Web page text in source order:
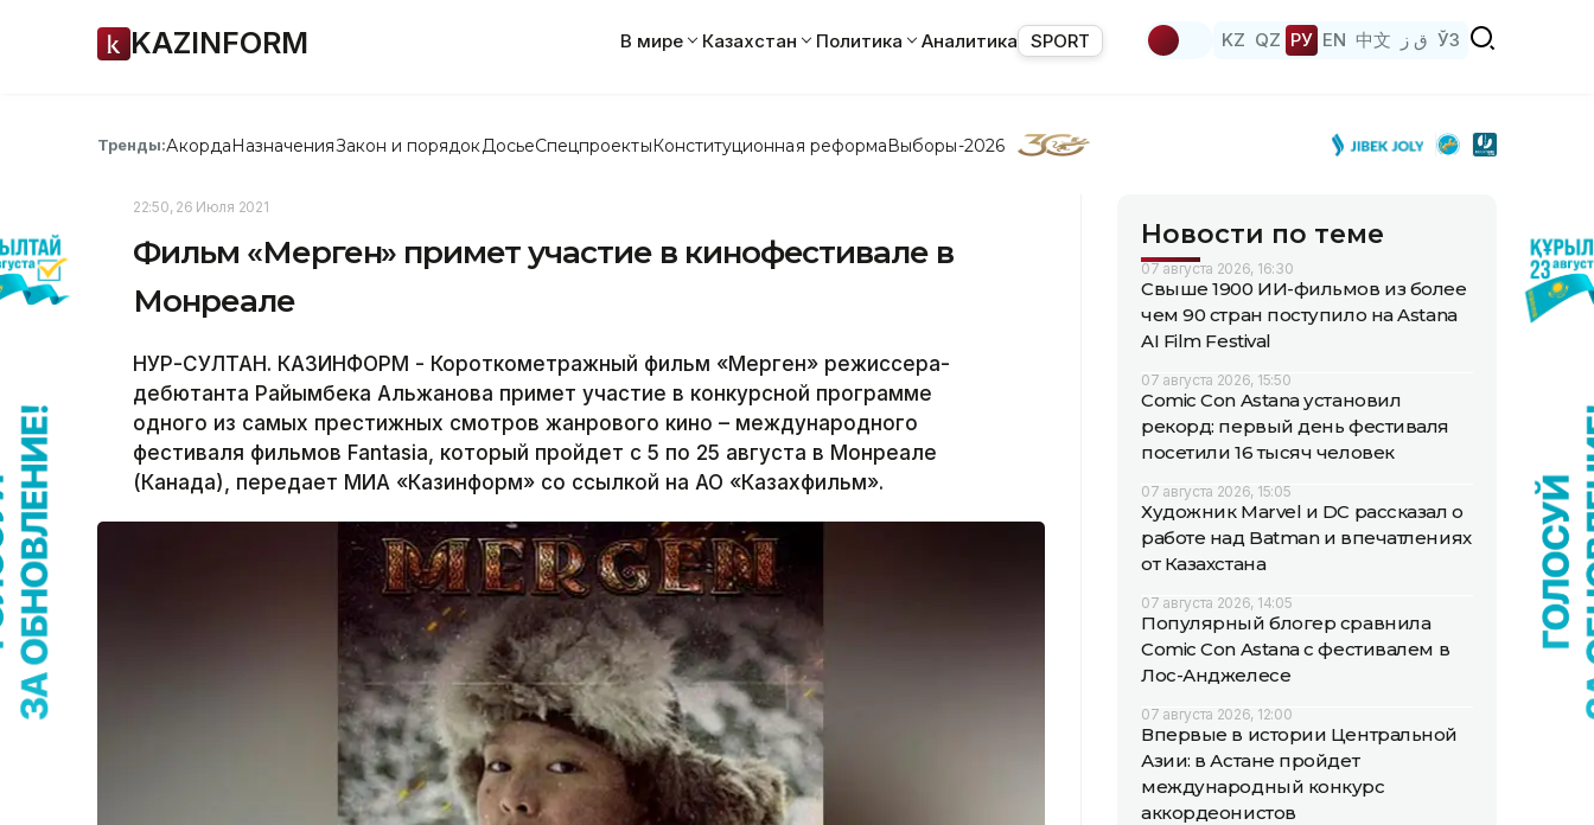
KAZINFORM В мире Казахстан Политика Аналитика SPORT KZ QZ РУ EN 中文 ق ز ЎЗ
Тренды:АкордаНазначенияЗакон и порядок ДосьеСпецпроектыКонституционная реформаВыборы-2026
22:50, 26 Июля 2021
Фильм «Мерген» примет участие в кинофестивале в
Монреале
НУР-СУЛТАН. КАЗИНФОРМ - Короткометражный фильм «Мерген» режиссера-
дебютанта Райымбека Альжанова примет участие в конкурсной программе
одного из самых престижных смотров жанрового кино – международного
фестиваля фильмов Fantasia, который пройдет с 5 по 25 августа в Монреале
(Канада), передает МИА «Казинформ» со ссылкой на АО «Казахфильм».
Новости по теме
07 августа 2026, 16:30
Свыше 1900 ИИ-фильмов из более
чем 90 стран поступило на Astana
AI Film Festival
07 августа 2026, 15:50
Comic Con Astana установил
рекорд: первый день фестиваля
посетили 16 тысяч человек
07 августа 2026, 15:05
Художник Marvel и DC рассказал о
работе над Batman и впечатлениях
от Казахстана
07 августа 2026, 14:05
Популярный блогер сравнила
Comic Con Astana с фестивалем в
Лос-Анджелесе
07 августа 2026, 12:00
Впервые в истории Центральной
Азии: в Астане пройдет
международный конкурс
аккордеонистов